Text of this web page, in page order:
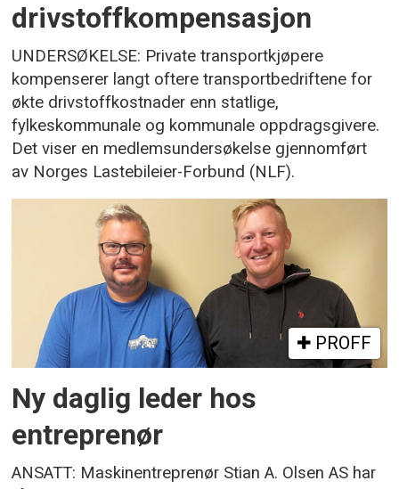
drivstoffkompensasjon
UNDERSØKELSE: Private transportkjøpere
kompenserer langt oftere transportbedriftene for
økte drivstoffkostnader enn statlige,
fylkeskommunale og kommunale oppdragsgivere.
Det viser en medlemsundersøkelse gjennomført
av Norges Lastebileier-Forbund (NLF).
PROFF
Ny daglig leder hos
entreprenør
ANSATT: Maskinentreprenør Stian A. Olsen AS har